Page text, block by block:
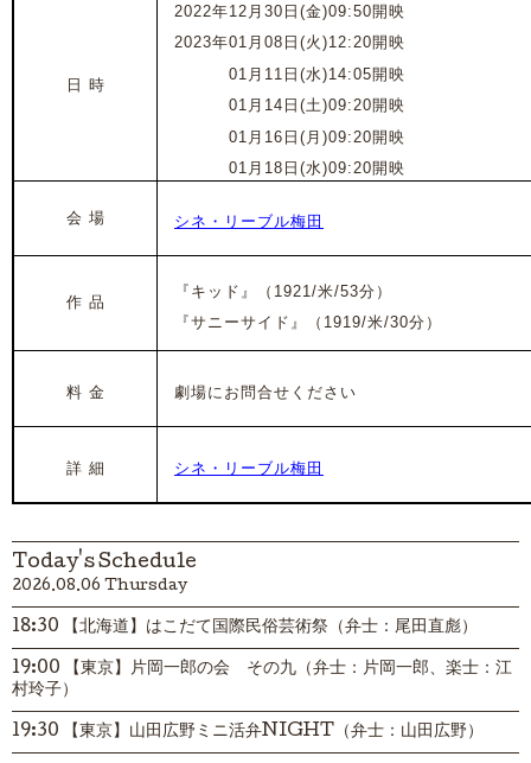
日 時
2022年12月30日(金)09:50開映
2023年01月08日(火)12:20開映
01月11日(水)14:05開映
01月14日(土)09:20開映
01月16日(月)09:20開映
01月18日(水)09:20開映
会 場 シネ・リーブル梅田
作 品
『キッド』（1921/米/53分）
『サニーサイド』
（1919/米/30分）
料 金 劇場にお問合せください
詳 細 シネ・リーブル梅田
Today's Schedule
2026.08.06 Thursday
18:30 【北海道】はこだて国際民俗芸術祭（弁士：尾田直彪）
19:00 【東京】片岡一郎の会 その九（弁士：片岡一郎、楽士：江
村玲子）
19:30 【東京】山田広野ミニ活弁NIGHT（弁士：山田広野）